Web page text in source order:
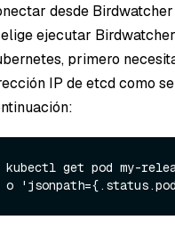
desde
ejecutar
primero
IP de etcd como
kubectl get pod my-